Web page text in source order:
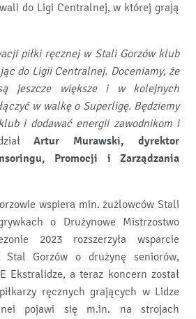
do Ligi Centralnej, w której grają
piłki ręcznej w Stali Gorzów klub
do Ligii Centralnej. Doceniamy, że
jeszcze większe i w kolejnych
w walkę o Superligę. Będziemy
i dodawać energii zawodnikom i
Artur Murawski, dyrektor
Promocji i Zarządzania
wspiera min. żużlowców Stali
o Drużynowe Mistrzostwo
2023 rozszerzyła wsparcie
Gorzów o drużynę seniorów,
Ekstralidze, a teraz koncern został
ręcznych grających w Lidze
pojawi się m.in. na strojach